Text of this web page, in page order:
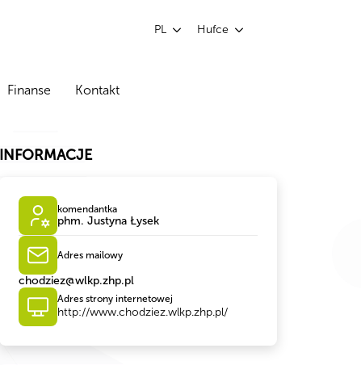
PL Hufce
Finanse Kontakt
INFORMACJE
komendantka
phm. Justyna Łysek
Adres mailowy
chodziez@wlkp.zhp.pl
Adres strony internetowej
http://www.chodziez.wlkp.zhp.pl/